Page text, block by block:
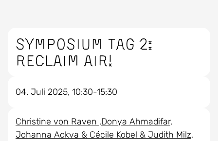
04. Juli 2025, 10:30-15:30
Symposium Tag 2:
RECLAIM AIR!
Christine von Raven Donya Ahmadifar
Johanna Ackva & Cécile Kobel & Judith Milz